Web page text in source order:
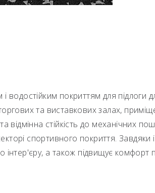
водостійким покриттям для підлоги
та виставкових залах,
відмінна стійкість до механічних
спортивного покриття.
інтер'єру, а також підвищує